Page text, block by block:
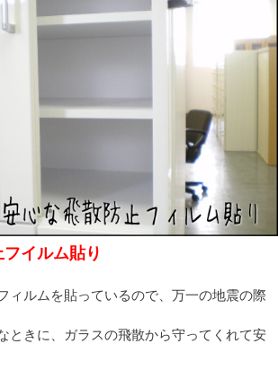
イルム貼り
ィルムを貼っているので、万一の地震の際
ときに、ガラスの飛散から守ってくれて安